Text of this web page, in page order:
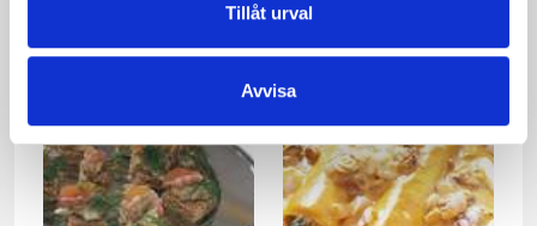
Tillåt urval
Avvisa